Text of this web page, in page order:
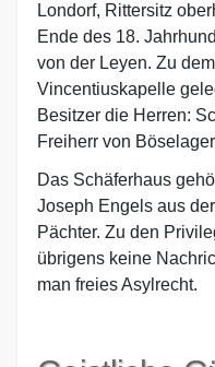
Londorf, Rittersitz
Ende des 18.
von der Leyen. Zu
Vincentiuskapelle
Besitzer die Herren:
Freiherr von
Das Schäferhaus
Joseph Engels aus
Pächter. Zu den
übrigens keine
man freies Asylrecht.